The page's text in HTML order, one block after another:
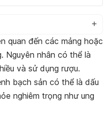
đoán và điều trị
quan đến các mảng hoặc
Nguyên nhân có thể là
và sử dụng rượu.
bạch sản có thể là dấu
nghiêm trọng như ung